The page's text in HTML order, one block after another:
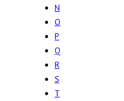
N
O
P
Q
R
S
T